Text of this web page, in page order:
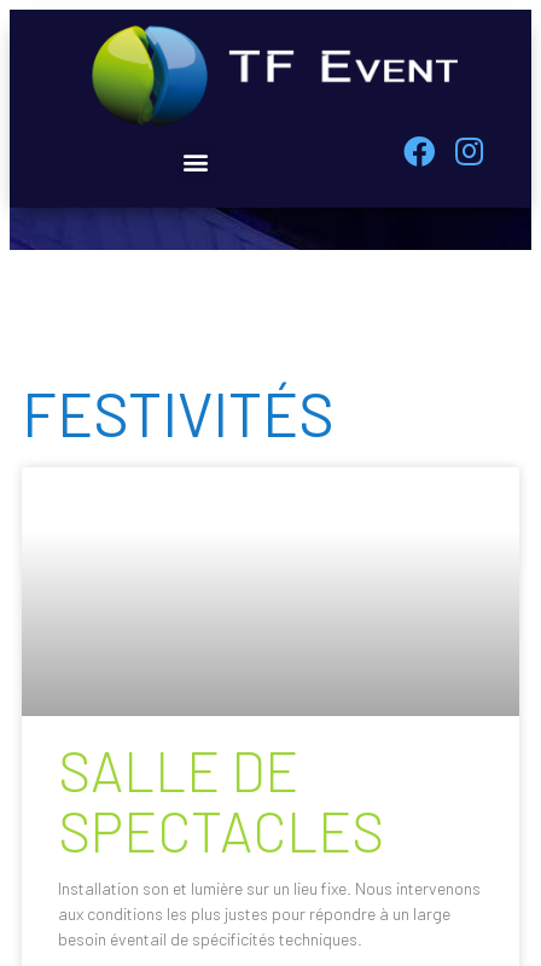
FESTIVITÉS
SALLE DE
SPECTACLES
Installation son et lumière sur un lieu fixe. Nous intervenons
aux conditions les plus justes pour répondre à un large
besoin éventail de spécificités techniques.